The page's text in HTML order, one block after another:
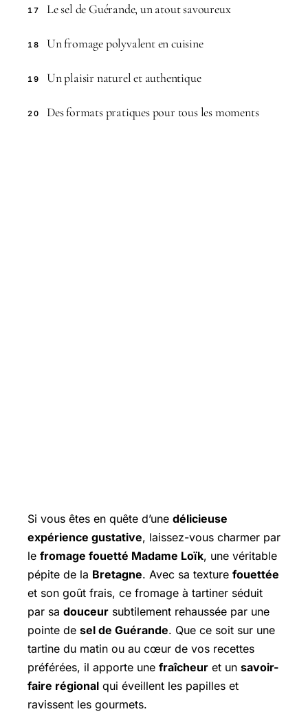
17 Le sel de Guérande, un atout savoureux
18 Un fromage polyvalent en cuisine
19 Un plaisir naturel et authentique
20 Des formats pratiques pour tous les moments
Si vous êtes en quête d’une délicieuse
expérience gustative, laissez-vous charmer par
le fromage fouetté Madame Loïk, une véritable
pépite de la Bretagne. Avec sa texture fouettée
et son goût frais, ce fromage à tartiner séduit
par sa douceur subtilement rehaussée par une
pointe de sel de Guérande. Que ce soit sur une
tartine du matin ou au cœur de vos recettes
préférées, il apporte une fraîcheur et un savoir-
faire régional qui éveillent les papilles et
ravissent les gourmets.